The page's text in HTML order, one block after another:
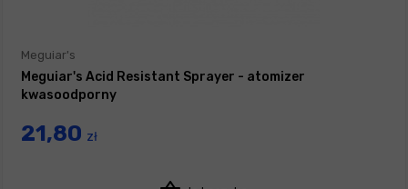
Meguiar's
Meguiar's Acid Resistant Sprayer - atomizer
kwasoodporny
21,80 zł